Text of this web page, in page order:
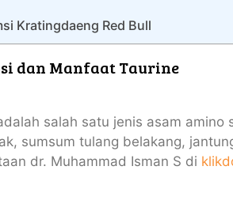
Kratingdaeng Red Bull
dan Manfaat Taurine
salah satu jenis asam
sumsum tulang belakang,
dr. Muhammad Isman S di